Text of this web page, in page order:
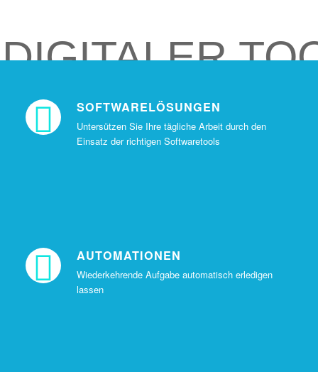
DIGITALER
SOFTWARELÖSUNGEN
Untersützen Sie Ihre tägliche Arbeit durch den
Einsatz der richtigen Softwaretools
AUTOMATIONEN
Wiederkehrende Aufgabe automatisch erledigen
lassen